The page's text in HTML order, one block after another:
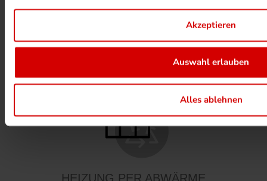
Akzeptieren
Auswahl erlauben
Alles ablehnen
ALKOHOLFREIER DRUCK
HEIZUNG PER ABWÄRME